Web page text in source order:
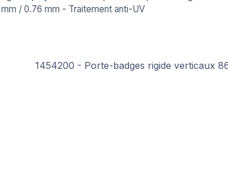
/ 0.76 mm - Traitement anti-UV